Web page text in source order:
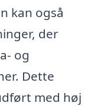
kan også
der
og
Dette
med høj